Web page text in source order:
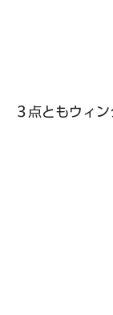
３点ともウィ